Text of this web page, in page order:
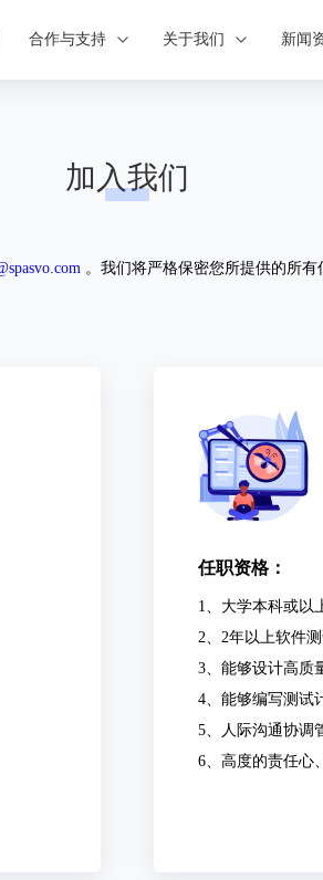
合作与支持 关于我们 新闻
加入我们
。我们将严格保密您所提供的所
任职资格：
1、大学本科或以
2、2年以上软件
3、能够设计高质
4、能够编写测试
5、人际沟通协调
6、高度的责任心